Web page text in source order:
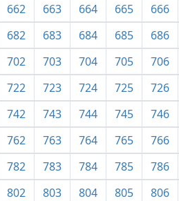
662
663 664 665 666
682
683 684 685 686
702
703 704 705 706
722
723 724 725 726
742
743 744 745 746
762
763 764 765 766
782
783 784 785 786
802
803 804 805 806